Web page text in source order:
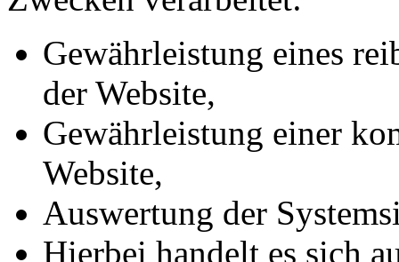
Gewährleistung eines
der Website,
Gewährleistung einer
Website,
Auswertung der
Hierbei handelt es sich